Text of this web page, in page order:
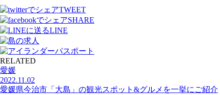
TWEET
SHARE
LINE
RELATED
愛媛
2022.11.02
愛媛県今治市「大島」の観光スポット&グルメを一挙にご紹介